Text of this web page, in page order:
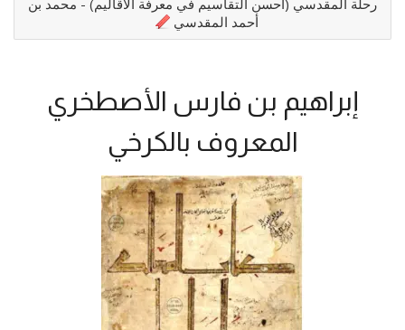
رحلة المقدسي (أحسن التقاسيم في معرفة الأقاليم) - محمد بن
أحمد المقدسي
إبراهيم بن فارس الأصطخري
المعروف بالكرخي